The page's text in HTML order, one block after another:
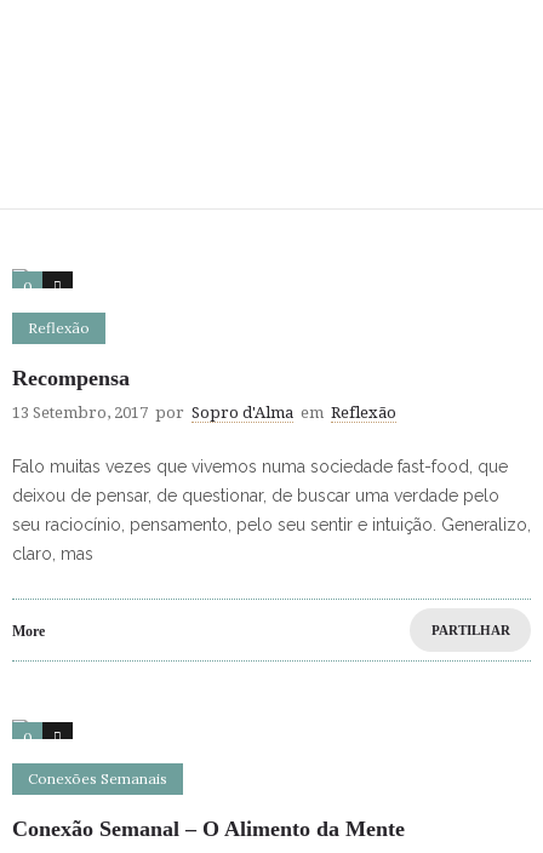
0 0
Reflexão
Recompensa
13 Setembro, 2017 por Sopro d'Alma em Reflexão
Falo muitas vezes que vivemos numa sociedade fast-food, que
deixou de pensar, de questionar, de buscar uma verdade pelo
seu raciocínio, pensamento, pelo seu sentir e intuição. Generalizo,
claro, mas
More PARTILHAR
0 0
Conexões Semanais
Conexão Semanal – O Alimento da Mente